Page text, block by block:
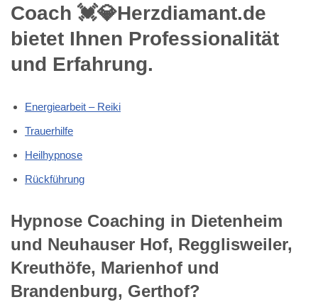
Coach 💓️💎Herzdiamant.de
bietet Ihnen Professionalität
und Erfahrung.
Energiearbeit – Reiki
Trauerhilfe
Heilhypnose
Rückführung
Hypnose Coaching in Dietenheim
und Neuhauser Hof, Regglisweiler,
Kreuthöfe, Marienhof und
Brandenburg, Gerthof?